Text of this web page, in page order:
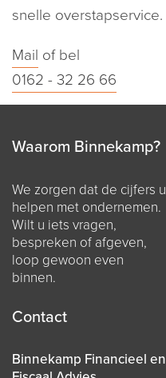
snelle overstapservice.
Mail of bel
0162 - 32 26 66
Waarom Binnekamp?
We zorgen dat de cijfers u
helpen met ondernemen.
Wilt u iets vragen,
bespreken of afgeven,
loop gewoon even
binnen.
Contact
Binnekamp Financieel en